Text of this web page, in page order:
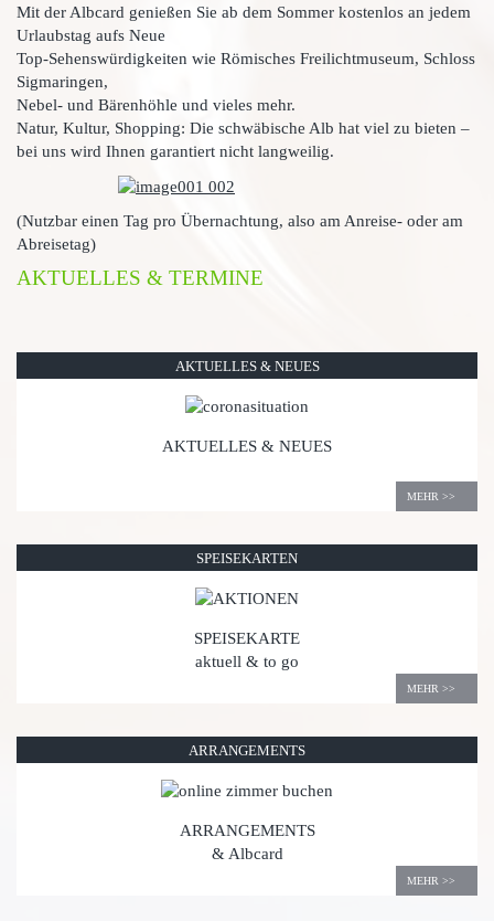
Mit der Albcard genießen Sie ab dem Sommer kostenlos an jedem
Urlaubstag aufs Neue
Top-Sehenswürdigkeiten wie Römisches Freilichtmuseum, Schloss
Sigmaringen,
Nebel- und Bärenhöhle und vieles mehr.
Natur, Kultur, Shopping: Die schwäbische Alb hat viel zu bieten –
bei uns wird Ihnen garantiert nicht langweilig.
(Nutzbar einen Tag pro Übernachtung, also am Anreise- oder am
Abreisetag)
AKTUELLES & TERMINE
AKTUELLES & NEUES
AKTUELLES & NEUES
MEHR >>
SPEISEKARTEN
SPEISEKARTE
aktuell & to go
MEHR >>
ARRANGEMENTS
ARRANGEMENTS
& Albcard
MEHR >>